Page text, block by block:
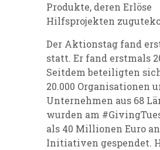
Produkte, deren Erlöse
Hilfsprojekten
Der Aktionstag fand
statt. Er fand erstmals
Seitdem beteiligten
20.000 Organisationen
Unternehmen aus 68
wurden am
als 40 Millionen Euro
Initiativen gespendet.